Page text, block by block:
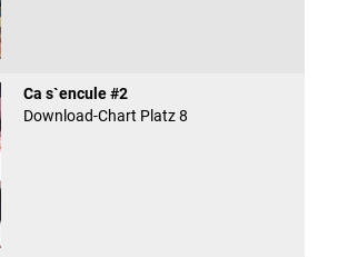
Ca s`encule #2
Download-Chart Platz 8